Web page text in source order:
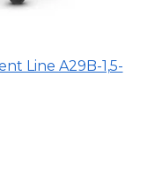
Line A29B-1,5-